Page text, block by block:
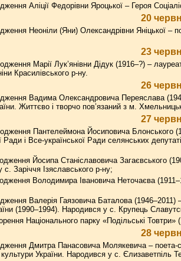
Аліції Федорівни Яроцької – Героя
20
Неоніли (Яни) Олександрівни Яніцької –
23
Марії Лук’янівни Дідук (1916–?) –
Красилівського р-ну.
26
Вадима Олександровича Переяслава
Життєво і творчо пов’язаний з м.
27
Пантелеймона Йосиповича Блонського
Ради і Все-української Ради селянських
Йосипа Станіславовича Загаєвського
Заріччя Ізяславського р-ну;
Володимира Івановича Неточаєва
Валерія Гаязовича Баталова (1946–2011)
(1990–1994). Народився у с. Крупець
Національного парку «Подільські Товтри»
28
Дмитра Панасовича Молякевича – поета-
України. Народився у с. Єлизаветпіль